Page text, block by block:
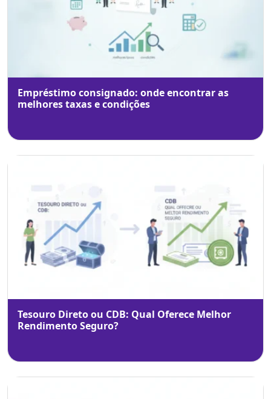
Empréstimo consignado: onde encontrar as
melhores taxas e condições
Tesouro Direto ou CDB: Qual Oferece Melhor
Rendimento Seguro?